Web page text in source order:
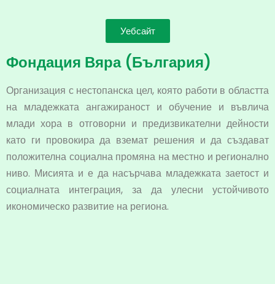
Уебсайт
Фондация Вяра (България)
Организация с нестопанска цел, която работи в областта
на младежката ангажираност и обучение и въвлича
млади хора в отговорни и предизвикателни дейности
като ги провокира да вземат решения и да създават
положителна социална промяна на местно и регионално
ниво. Мисията и е да насърчава младежката заетост и
социалната интеграция, за да улесни устойчивото
икономическо развитие на региона.